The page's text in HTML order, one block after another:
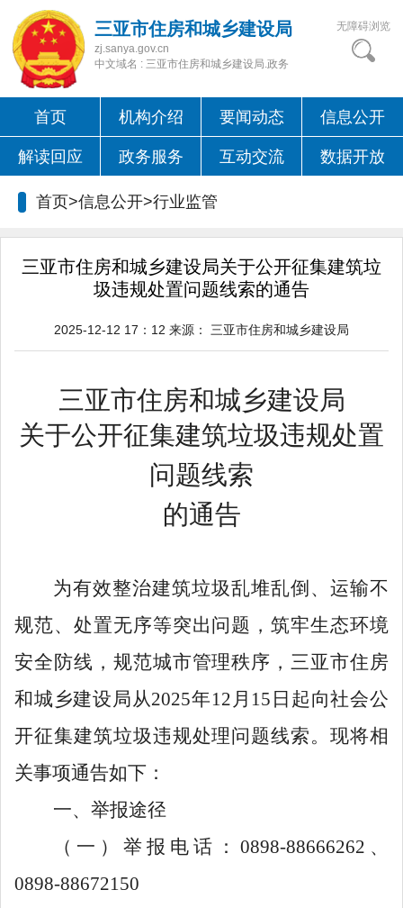
三亚市住房和城乡建设局
zj.sanya.gov.cn
中文域名 : 三亚市住房和城乡建设局.政务
无障碍浏览
首页 机构介绍 要闻动态 信息公开
解读回应 政务服务 互动交流 数据开放
首页>信息公开>行业监管
三亚市住房和城乡建设局关于公开征集建筑垃
圾违规处置问题线索的通告
2025-12-12 17：12 来源： 三亚市住房和城乡建设局
三亚市住房和城乡建设局
关于公开征集建筑垃圾违规处置
问题线索
的通告
为有效整治建筑垃圾乱堆乱倒、运输不
规范、处置无序等突出问题，筑牢生态环境
安全防线，规范城市管理秩序，三亚市住房
和城乡建设局从2025年12 月 15 日起向社会公
开征集建筑垃圾违规处理问题线索。现将相
关事项通告如下：
一、 举报途径
（一）举报电话： 0898-88666262 、
0898-88672150